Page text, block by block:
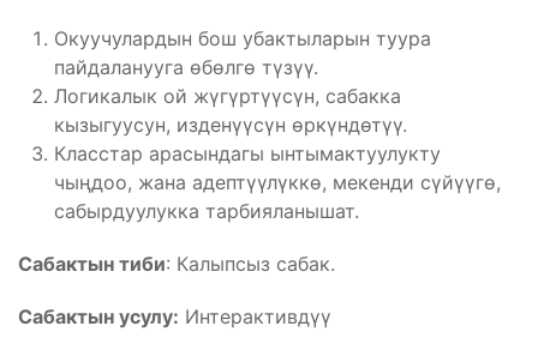
Окуучулардын бош убактыларын туура
пайдаланууга өбөлгө түзүү.
Логикалык ой жүгүртүүсүн, сабакка
кызыгуусун, изденүүсүн өркүндөтүү.
Класстар арасындагы ынтымактуулукту
чыңдоо, жана адептүүлүккө, мекенди сүйүүгө,
сабырдуулукка тарбияланышат.
Сабактын тиби: Калыпсыз сабак.
Сабактын усулу: Интерактивдүү